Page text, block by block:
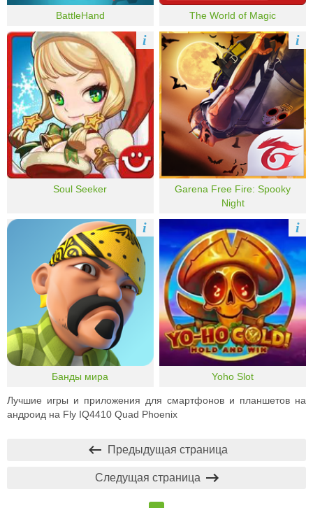
BattleHand The World of Magic
Soul Seeker
i
Garena Free Fire: Spooky
Night
i
Банды мира
i
Yoho Slot
i
Лучшие игры и приложения для смартфонов и планшетов на
андроид на Fly IQ4410 Quad Phoenix
Предыдущая страница
Следущая страница